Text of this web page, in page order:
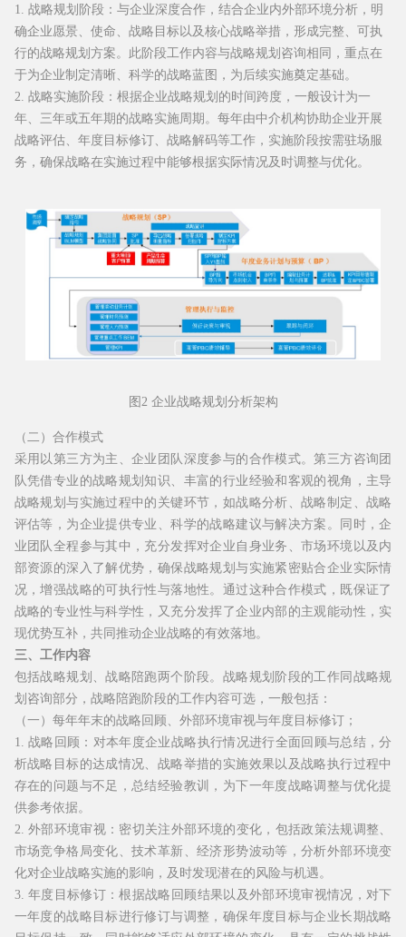
1. 战略规划阶段：与企业深度合作，结合企业内外部环境分析，明
确企业愿景、使命、战略目标以及核心战略举措，形成完整、可执
行的战略规划方案。此阶段工作内容与战略规划咨询相同，重点在
于为企业制定清晰、科学的战略蓝图，为后续实施奠定基础。
2. 战略实施阶段：根据企业战略规划的时间跨度，一般设计为一
年、三年或五年期的战略实施周期。每年由中介机构协助企业开展
战略评估、年度目标修订、战略解码等工作，实施阶段按需驻场服
务，确保战略在实施过程中能够根据实际情况及时调整与优化。
图2 企业战略规划分析架构
（二）合作模式
采用以第三方为主、企业团队深度参与的合作模式。第三方咨询团
队凭借专业的战略规划知识、丰富的行业经验和客观的视角，主导
战略规划与实施过程中的关键环节，如战略分析、战略制定、战略
评估等，为企业提供专业、科学的战略建议与解决方案。同时，企
业团队全程参与其中，充分发挥对企业自身业务、市场环境以及内
部资源的深入了解优势，确保战略规划与实施紧密贴合企业实际情
况，增强战略的可执行性与落地性。通过这种合作模式，既保证了
战略的专业性与科学性，又充分发挥了企业内部的主观能动性，实
现优势互补，共同推动企业战略的有效落地。
三、工作内容
包括战略规划、战略陪跑两个阶段。战略规划阶段的工作同战略规
划咨询部分，战略陪跑阶段的工作内容可选，一般包括：
（一）每年年末的战略回顾、外部环境审视与年度目标修订；
1. 战略回顾：对本年度企业战略执行情况进行全面回顾与总结，分
析战略目标的达成情况、战略举措的实施效果以及战略执行过程中
存在的问题与不足，总结经验教训，为下一年度战略调整与优化提
供参考依据。
2. 外部环境审视：密切关注外部环境的变化，包括政策法规调整、
市场竞争格局变化、技术革新、经济形势波动等，分析外部环境变
化对企业战略实施的影响，及时发现潜在的风险与机遇。
3. 年度目标修订：根据战略回顾结果以及外部环境审视情况，对下
一年度的战略目标进行修订与调整，确保年度目标与企业长期战略